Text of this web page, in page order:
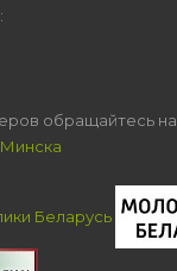
обращайтесь на